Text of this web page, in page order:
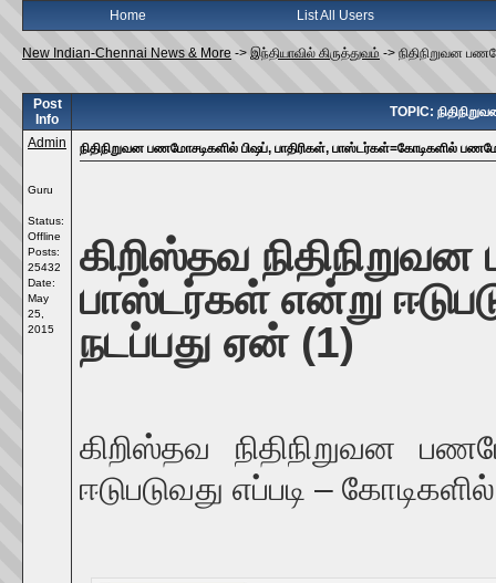
Home List All Users
New Indian-Chennai News & More -> இந்தியாவில் கிருத்துவம் -> நிதிநிறுவன
Post
Info
TOPIC:
Admin
Guru
Status:
Offline
Posts:
25432
Date:
May
25,
2015
நிதிநிறுவன பணமோசடிகளில் பிஷப், பாதிரிகள், பாஸ்டர்கள்=கோடிகளில்
கிறிஸ்தவ
பாஸ்டர்கள் என்று
நடப்பது ஏன் (1)
கிறிஸ்தவ நிதிநிறுவன
ஈடுபடுவது எப்படி –